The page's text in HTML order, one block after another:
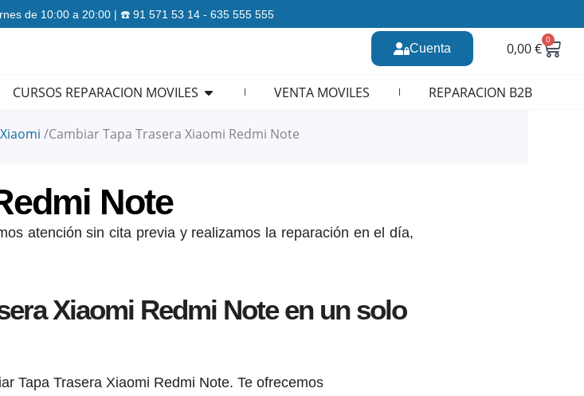
de 10:00 a 20:00 | ☎️ 91 571 53 14 - 635 555 555
Cuenta 0,00€
0
DISPOSITIVOS
CURSOS REPARACION MOVILES Open CURSOS REPARACION MOVILES
VENTA MOVILES REPARACION B2B
/Cambiar Tapa Trasera Xiaomi Redmi Note
Note
atención sin cita previa y realizamos la reparación en el día,
Xiaomi Redmi Note en un solo
Tapa Trasera Xiaomi Redmi Note. Te ofrecemos